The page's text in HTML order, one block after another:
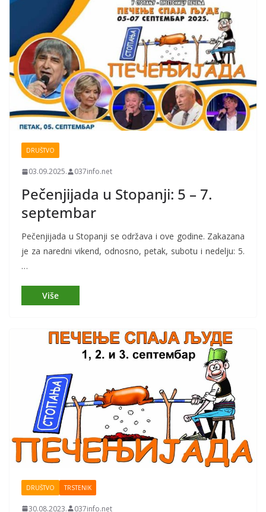
DRUŠTVO
03.09.2025. 037info.net
Pečenjijada u Stopanji: 5 – 7.
septembar
Pečenjijada u Stopanji se održava i ove godine. Zakazana
je za naredni vikend, odnosno, petak, subotu i nedelju: 5.
…
DRUŠTVO TRSTENIK
30.08.2023. 037info.net